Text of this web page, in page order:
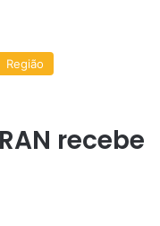
Região
recebe